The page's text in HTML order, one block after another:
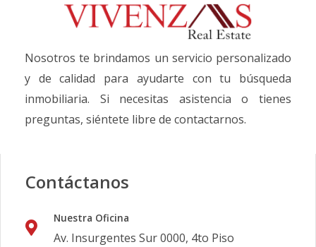
Nosotros te brindamos un servicio personalizado
y de calidad para ayudarte con tu búsqueda
inmobiliaria. Si necesitas asistencia o tienes
preguntas, siéntete libre de contactarnos.
Contáctanos
Nuestra Oficina
Av. Insurgentes Sur 0000, 4to Piso